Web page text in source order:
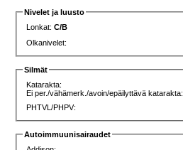
Nivelet ja luusto
Lonkat:C/B
Olkanivelet:
Silmät
Katarakta:
Ei per./vähämerk./avoin/epäilyttävä katarakta:
PHTVL/PHPV:
Autoimmuunisairaudet